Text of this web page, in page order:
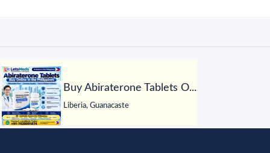
Buy Abiraterone Tablets O...
Liberia, Guanacaste